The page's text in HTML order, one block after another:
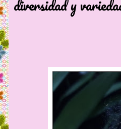
diversidad y
para